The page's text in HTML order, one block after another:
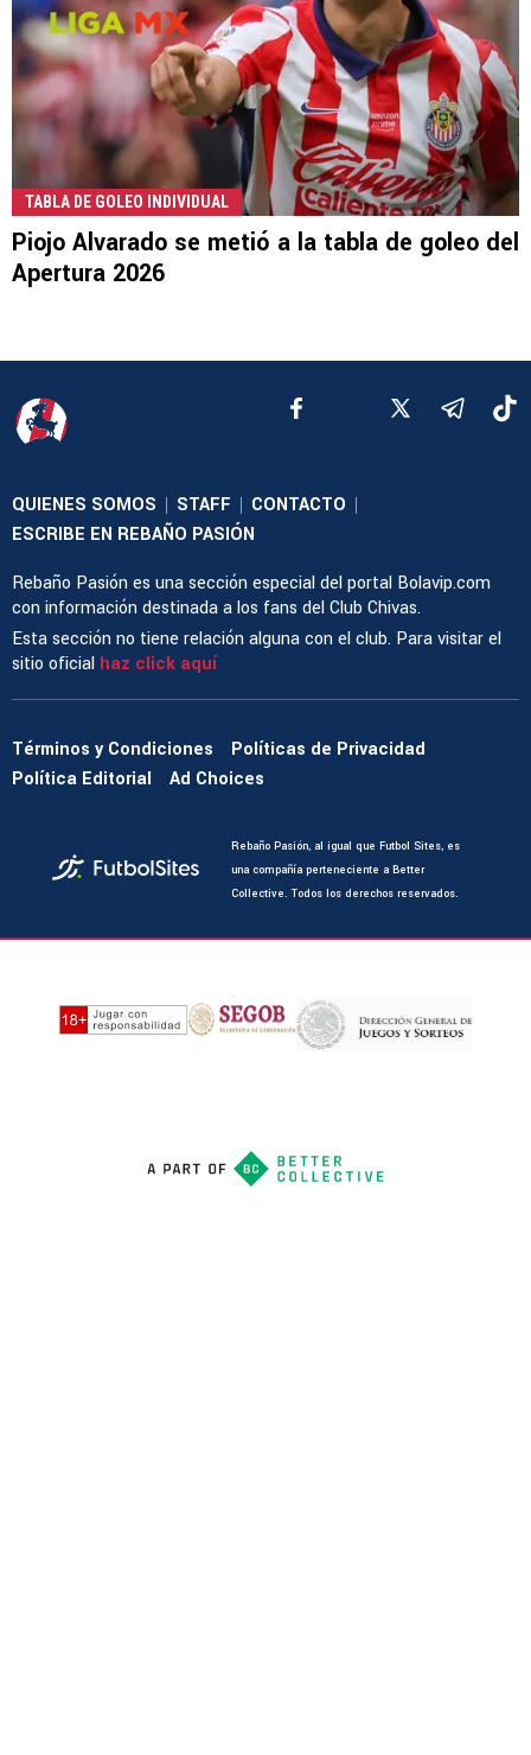
TABLA DE GOLEO INDIVIDUAL
Piojo Alvarado se metió a la tabla de goleo del
Apertura 2026
QUIENES SOMOS | STAFF | CONTACTO |
ESCRIBE EN REBAÑO PASIÓN
Rebaño Pasión es una sección especial del portal Bolavip.com
con información destinada a los fans del Club Chivas.
Esta sección no tiene relación alguna con el club. Para visitar el
sitio oficial haz click aquí
Términos y Condiciones
Políticas de Privacidad
Política Editorial
Ad Choices
Rebaño Pasión, al igual que Futbol Sites, es
una compañía perteneciente a Better
Collective. Todos los derechos reservados.